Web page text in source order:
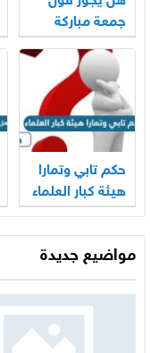
جمعة مباركة
حكم تابي وتمارا
هيئة كبار العلماء
مواضيع جديدة